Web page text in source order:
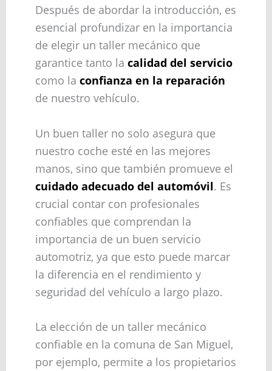
Después de abordar la introducción, es
esencial profundizar en la importancia
de elegir un taller mecánico que
garantice tanto la calidad del servicio
como la confianza en la reparación
de nuestro vehículo.
Un buen taller no solo asegura que
nuestro coche esté en las mejores
manos, sino que también promueve el
cuidado adecuado del automóvil. Es
crucial contar con profesionales
confiables que comprendan la
importancia de un buen servicio
automotriz, ya que esto puede marcar
la diferencia en el rendimiento y
seguridad del vehículo a largo plazo.
La elección de un taller mecánico
confiable en la comuna de San Miguel,
por ejemplo, permite a los propietarios